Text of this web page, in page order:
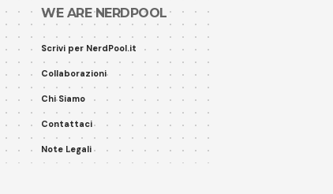
WE ARE NERDPOOL
Scrivi per NerdPool.it
Collaborazioni
Chi Siamo
Contattaci
Note Legali